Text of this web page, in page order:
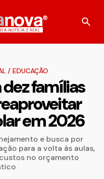
/ EDUCAÇÃO
famílias
em 2026
e busca por
para a volta às aulas,
no orçamento